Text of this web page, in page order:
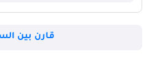
قارن بين